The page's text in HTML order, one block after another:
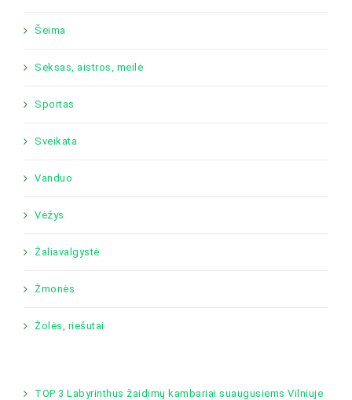
Šeima
Seksas, aistros, meilė
Sportas
Sveikata
Vanduo
Vėžys
Žaliavalgystė
Žmonės
Žolės, riešutai
TOP 3 Labyrinthus žaidimų kambariai suaugusiems Vilniuje